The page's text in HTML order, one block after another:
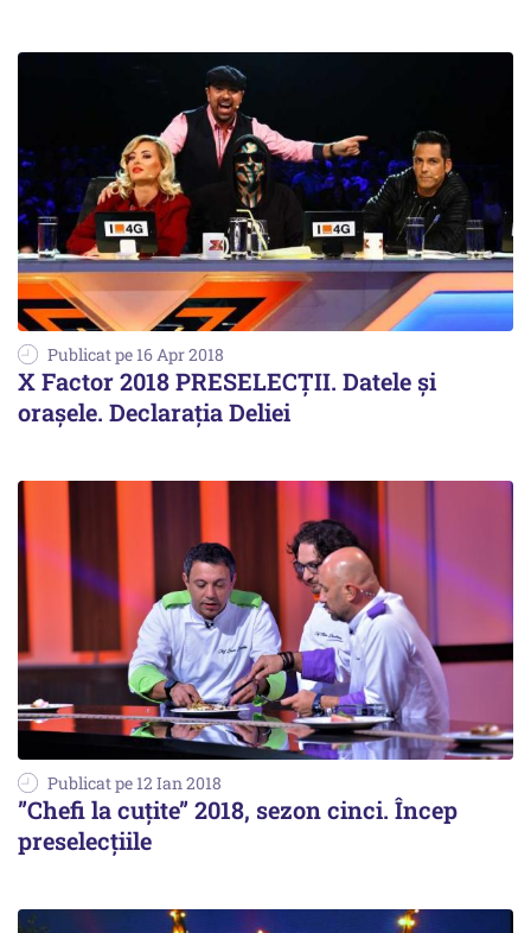
Publicat pe 16 Apr 2018
X Factor 2018 PRESELECŢII. Datele şi
oraşele. Declaraţia Deliei
Publicat pe 12 Ian 2018
”Chefi la cuțite” 2018, sezon cinci. Încep
preselecțiile